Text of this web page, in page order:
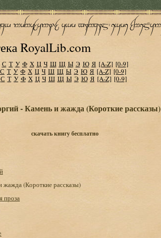
RoyalLib.com
С Т У Ф Х Ц Ч Ш Щ Ы Э Ю Я [A-Z] [0-9]
С Т У Ф Х Ц Ч Ш Щ Ы Э Ю Я [A-Z] [0-9]
С Т У Ф Х Ц Ч Ш Щ Ы Э Ю Я [A-Z] [0-9]
- Камень и жажда (Короткие рассказы)
скачать книгу бесплатно
жажда (Короткие рассказы)
проза